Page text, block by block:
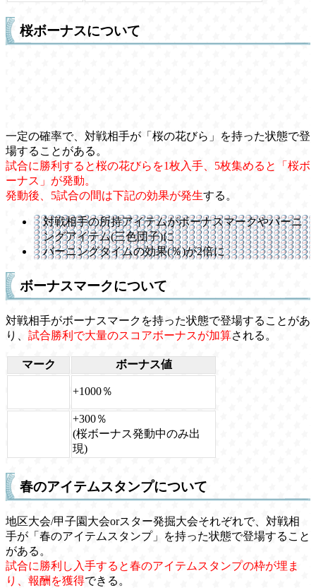
桜ボーナスについて
一定の確率で、対戦相手が「桜の花びら」を持った状態で登
場することがある。
試合に勝利すると桜の花びらを1枚入手、5枚集めると「桜ボ
ーナス」が発動。
発動後、5試合の間は下記の効果が発生する。
対戦相手の所持アイテムがボーナスマークやバーニ
ングアイテム(三色団子)に
バーニングタイムの効果(％)が2倍に
ボーナスマークについて
対戦相手がボーナスマークを持った状態で登場することがあ
り、 試合勝利で大量のスコアボーナスが加算される。
マーク ボーナス値
+1000％
+300％
(桜ボーナス発動中のみ出
現)
春のアイテムスタンプについて
地区大会/甲子園大会orスター発掘大会それぞれで、対戦相
手が「春のアイテムスタンプ」を持った状態で登場すること
がある。
試合に勝利し入手すると春のアイテムスタンプの枠が埋ま
り、報酬を獲得できる。